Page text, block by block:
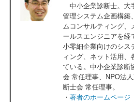
中小企業診断士。大
管理システム企画構築
ムコンサルティング、
ールスエンジニアを経
小零細企業向けのシス
ィング、ネット活用、
ている。中小企業診断
会 常任理事、NPO法
断士会 常任理事。
・ 著者のホームページ